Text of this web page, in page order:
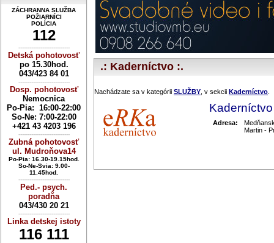
ZÁCHRANNA SLUŽBA
POŽIARNÍCI
POLÍCIA
112
----------------------------
Detská pohotovosť
po 15.30hod.
043/423 84 01
----------------------------
Dosp. pohotovosť
Nemocnica
Po-Pia: 16:00-22:00
So-Ne: 7:00-22:00
+421 43 4203 196
----------------------------
Zubná pohotovosť
ul. Mudroňova14
Po-Pia: 16.30-19.15hod.
So-Ne-Svia: 9.00-
11.45hod.
----------------------------
Ped.- psych.
poradňa
043/430 20 21
----------------------------
Linka detskej istoty
116 111
.: Kaderníctvo :.
Nachádzate sa v kategórii SLUŽBY , v sekcii Kaderníctvo
Adresa:
Martin -